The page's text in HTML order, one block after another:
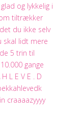
craaaazyyyy